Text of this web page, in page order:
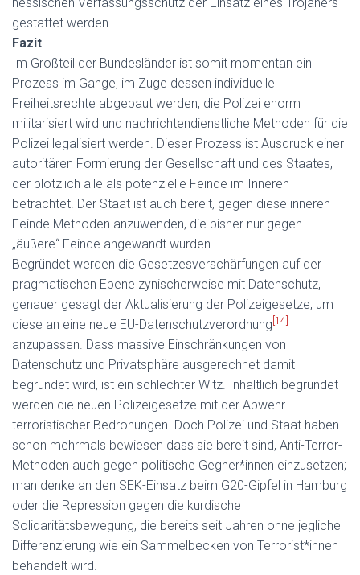
gestattet werden.
Fazit
Im Großteil der Bundesländer ist somit momentan ein
Prozess im Gange, im Zuge dessen individuelle
Freiheitsrechte abgebaut werden, die Polizei enorm
militarisiert wird und nachrichtendienstliche Methoden für die
Polizei legalisiert werden. Dieser Prozess ist Ausdruck einer
autoritären Formierung der Gesellschaft und des Staates,
der plötzlich alle als potenzielle Feinde im Inneren
betrachtet. Der Staat ist auch bereit, gegen diese inneren
Feinde Methoden anzuwenden, die bisher nur gegen
„äußere“ Feinde angewandt wurden.
Begründet werden die Gesetzesverschärfungen auf der
pragmatischen Ebene zynischerweise mit Datenschutz,
genauer gesagt der Aktualisierung der Polizeigesetze, um
diese an eine neue EU-Datenschutzverordnung [14]
anzupassen. Dass massive Einschränkungen von
Datenschutz und Privatsphäre ausgerechnet damit
begründet wird, ist ein schlechter Witz. Inhaltlich begründet
werden die neuen Polizeigesetze mit der Abwehr
terroristischer Bedrohungen. Doch Polizei und Staat haben
schon mehrmals bewiesen dass sie bereit sind, Anti-Terror-
Methoden auch gegen politische Gegner*innen einzusetzen;
man denke an den SEK-Einsatz beim G20-Gipfel in Hamburg
oder die Repression gegen die kurdische
Solidaritätsbewegung, die bereits seit Jahren ohne jegliche
Differenzierung wie ein Sammelbecken von Terrorist*innen
behandelt wird.